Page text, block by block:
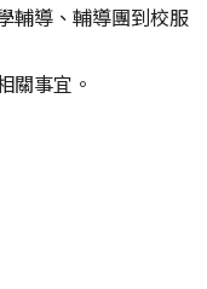
輔導、輔導團到校服
關事宜。